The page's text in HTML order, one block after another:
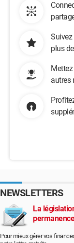
plus
autres
NEWSLETTERS
La
Pour mieux gérer vos